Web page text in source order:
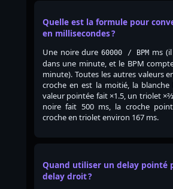
Quelle est la formule pour
en millisecondes ?
Une noire dure 60000 / BPM ms
dans une minute, et le BPM
minute). Toutes les autres valeurs
croche en est la moitié, la
valeur pointée fait ×1.5, un triolet
noire fait 500 ms, la croche
croche en triolet environ 167 ms.
Quand utiliser un delay pointé
delay droit ?